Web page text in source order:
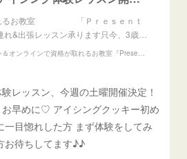
れるお教室 「Ｐｒｅｓｅｎｔ
れ&出張レッスン承ります只今、3歳…
東京 吉祥寺・練馬サロン＆オンラインで資格が取れるお教室『Presents』アイシングクッキー、練り切りアート、あんフラワー教室
レッスン、今週の土曜開催決定！
早めに♡ アイシングクッキー初め
一目惚れした方 まず体験をしてみ
お待ちしてます♪♪